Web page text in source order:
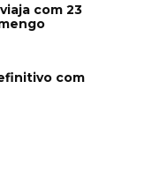
com 23
com